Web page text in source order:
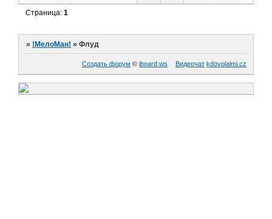
Страница:1
» !МелоМан! »Флуд
Создать форум © iboard.ws Видеочат kdovolalmi.cz